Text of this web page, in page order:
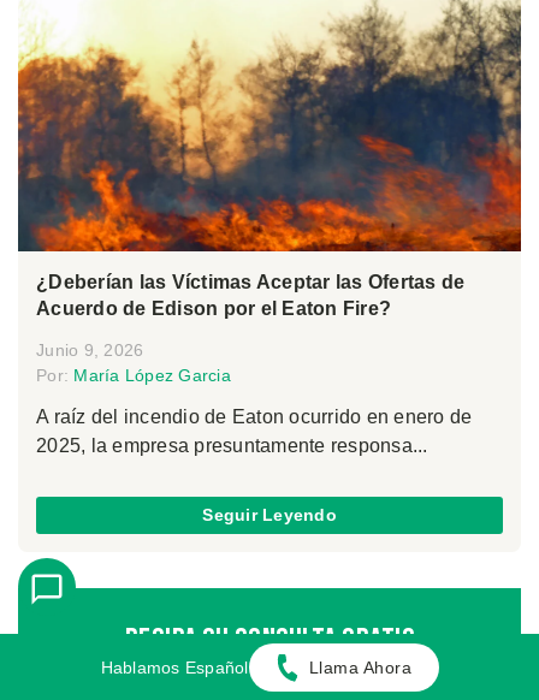
¿Deberían las Víctimas Aceptar las Ofertas de
Acuerdo de Edison por el Eaton Fire?
Junio 9, 2026
Por: María López Garcia
A raíz del incendio de Eaton ocurrido en enero de
2025, la empresa presuntamente responsa...
Seguir Leyendo
Reciba Su Consulta Gratis
Hablamos Español Llama Ahora